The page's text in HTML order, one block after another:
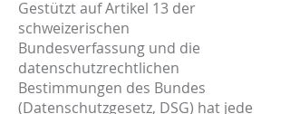
Gestützt auf Artikel 13 der
schweizerischen
Bundesverfassung und die
datenschutzrechtlichen
Bestimmungen des Bundes
(Datenschutzgesetz, DSG) hat jede